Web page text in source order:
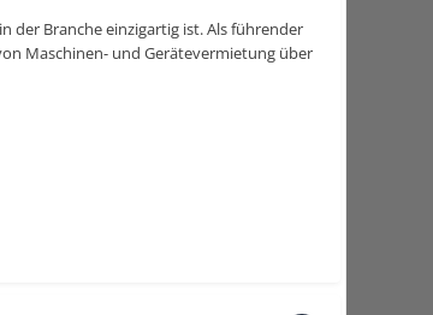
der Branche einzigartig ist. Als führender
Maschinen- und Gerätevermietung über